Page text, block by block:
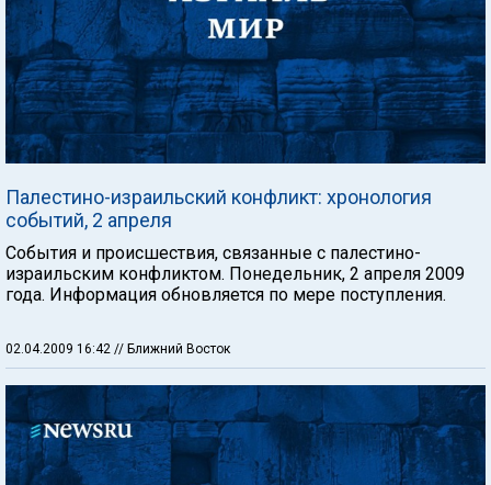
Палестино-израильский конфликт: хронология
событий, 2 апреля
События и происшествия, связанные с палестино-
израильским конфликтом. Понедельник, 2 апреля 2009
года. Информация обновляется по мере поступления.
02.04.2009 16:42 // Ближний Восток